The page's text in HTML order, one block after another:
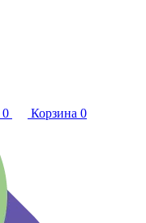
0 Корзина 0